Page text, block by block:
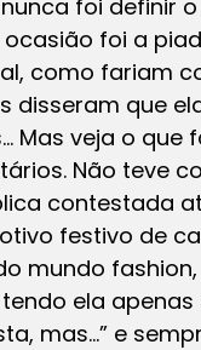
foi definir
foi a
como fariam
disseram que
Mas veja o
Não teve
contestada
festivo de
mundo
ela apenas
mas…” e